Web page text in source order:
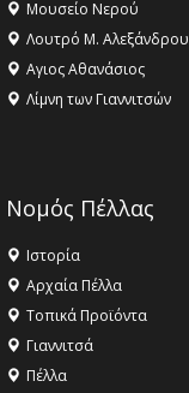
Μουσείο Νερού
Λουτρό Μ. Αλεξάνδρου
Αγιος Αθανάσιος
Λίμνη των Γιαννιτσών
Νομός Πέλλας
Ιστορία
Αρχαία Πέλλα
Τοπικά Προϊόντα
Γιαννιτσά
Πέλλα